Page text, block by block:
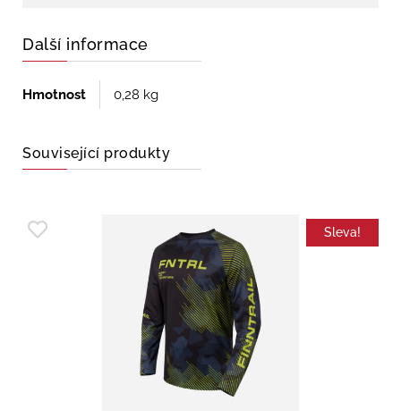
Další informace
Hmotnost 0,28 kg
Související produkty
Sleva!